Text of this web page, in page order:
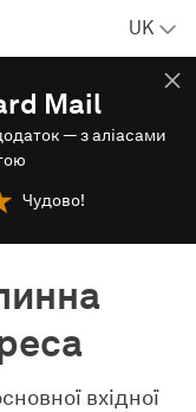
UK
Mail
— з аліасами
Чудово!
вхідної